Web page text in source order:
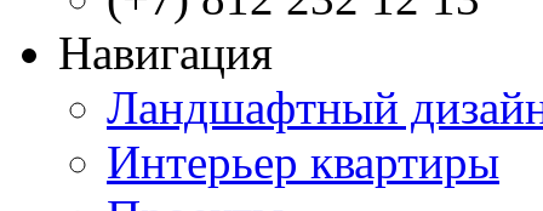
Навигация
Ландшафтный
Интерьер квартиры